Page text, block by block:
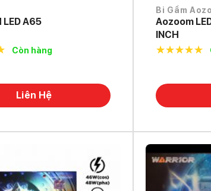
LED A65
Còn hàng
Liên Hệ
Bi Gầm
Aozoom
INCH